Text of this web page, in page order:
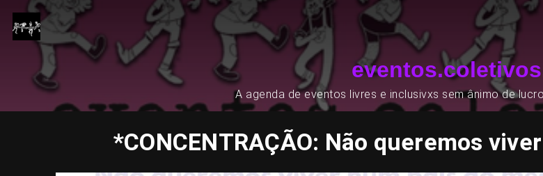
A agenda de eventos livres e inclusivxs sem ânimo de
*CONCENTRAÇÃO: Não queremos